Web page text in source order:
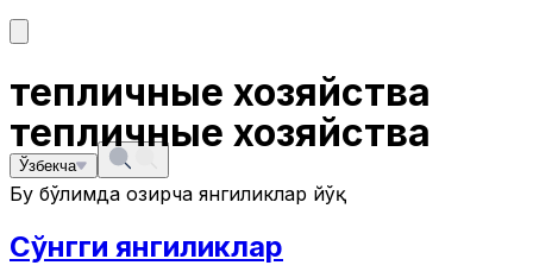
тепличные хозяйства
Ўзбекча
тепличные хозяйства
Бу бўлимда ҳозирча янгиликлар йўқ
Сўнгги янгиликлар